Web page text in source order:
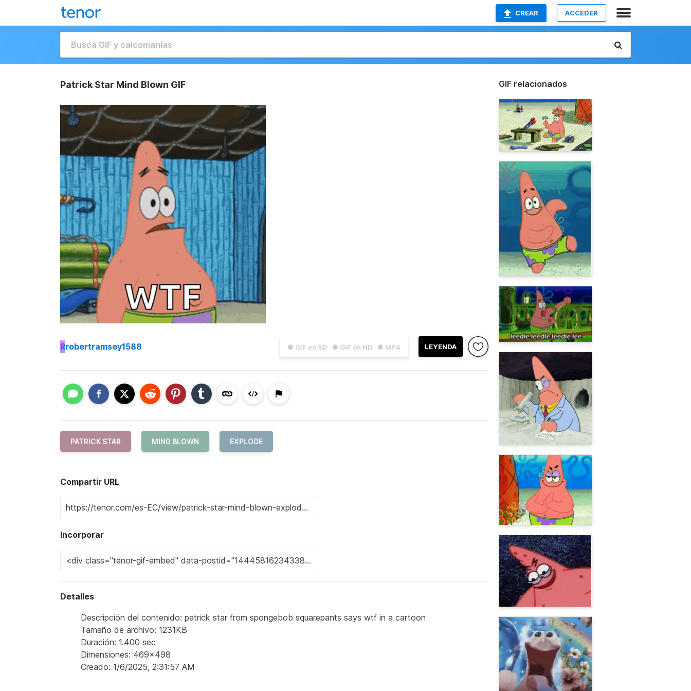
CREAR ACCEDER
Patrick Star Mind Blown GIF
● GIF en SD ● GIF en HD ● MP4 LEYENDA
Rrobertramsey1588
PATRICK STAR MIND BLOWN EXPLODE
Compartir URL
Incorporar
Detalles
Descripción del contenido: patrick star from spongebob squarepants says wtf in a cartoon
Tamaño de archivo: 1231KB
Duración: 1.400 sec
Dimensiones: 469x498
Creado: 1/6/2025, 2:31:57 AM
GIF relacionados